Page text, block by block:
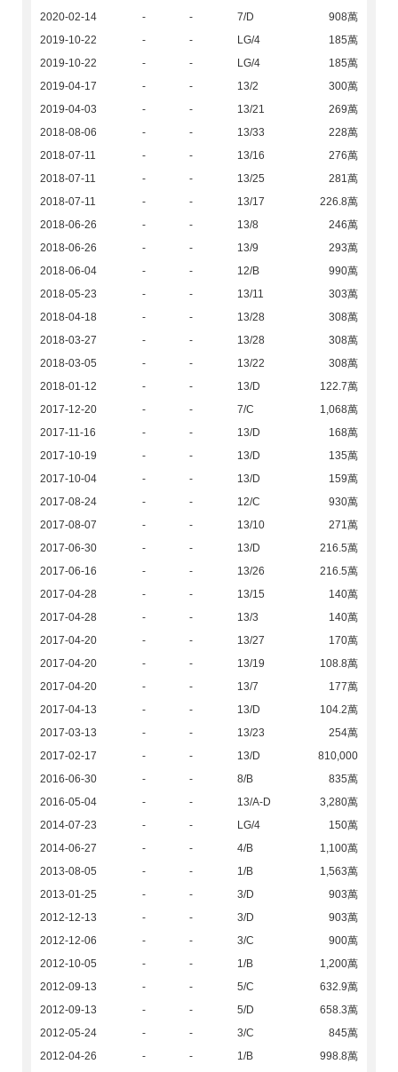
2020-02-14
- - 7/D
908萬
2019-10-22
- - LG/4
185萬
2019-10-22
- - LG/4
185萬
2019-04-17
- - 13/2
300萬
2019-04-03
- - 13/21
269萬
2018-08-06
- - 13/33
228萬
2018-07-11
- - 13/16
276萬
2018-07-11
- - 13/25
281萬
2018-07-11
- - 13/17
226.8萬
2018-06-26
- - 13/8
246萬
2018-06-26
- - 13/9
293萬
2018-06-04
- - 12/B
990萬
2018-05-23
- - 13/11
303萬
2018-04-18
- - 13/28
308萬
2018-03-27
- - 13/28
308萬
2018-03-05
- - 13/22
308萬
2018-01-12
- - 13/D
122.7萬
2017-12-20
- - 7/C
1,068萬
2017-11-16
- - 13/D
168萬
2017-10-19
- - 13/D
135萬
2017-10-04
- - 13/D
159萬
2017-08-24
- - 12/C
930萬
2017-08-07
- - 13/10
271萬
2017-06-30
- - 13/D
216.5萬
2017-06-16
- - 13/26
216.5萬
2017-04-28
- - 13/15
140萬
2017-04-28
- - 13/3
140萬
2017-04-20
- - 13/27
170萬
2017-04-20
- - 13/19
108.8萬
2017-04-20
- - 13/7
177萬
2017-04-13
- - 13/D
104.2萬
2017-03-13
- - 13/23
254萬
2017-02-17
- - 13/D
810,000
2016-06-30
- - 8/B
835萬
2016-05-04
- - 13/A-D
3,280萬
2014-07-23
- - LG/4
150萬
2014-06-27
- - 4/B
1,100萬
2013-08-05
- - 1/B
1,563萬
2013-01-25
- - 3/D
903萬
2012-12-13
- - 3/D
903萬
2012-12-06
- - 3/C
900萬
2012-10-05
- - 1/B
1,200萬
2012-09-13
- - 5/C
632.9萬
2012-09-13
- - 5/D
658.3萬
2012-05-24
- - 3/C
845萬
2012-04-26
- - 1/B
998.8萬